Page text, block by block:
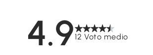
4.912 Voto medio